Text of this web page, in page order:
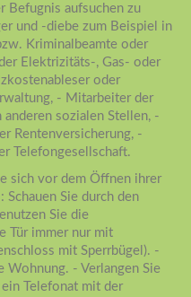
Befugnis aufsuchen zu
und -diebe zum Beispiel in
Kriminalbeamte oder
Elektrizitäts-, Gas- oder
oder
- Mitarbeiter der
anderen sozialen Stellen, -
Rentenversicherung, -
Telefongesellschaft.
sich vor dem Öffnen ihrer
Sie durch den
Sie die
Tür immer nur mit
mit Sperrbügel). -
Wohnung. - Verlangen Sie
Telefonat mit der